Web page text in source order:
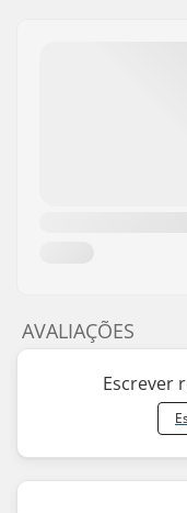
AVALIAÇÕES
Escrever